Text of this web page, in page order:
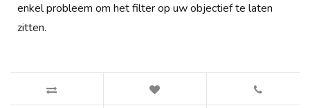
enkel probleem om het filter op uw objectief te laten
zitten.